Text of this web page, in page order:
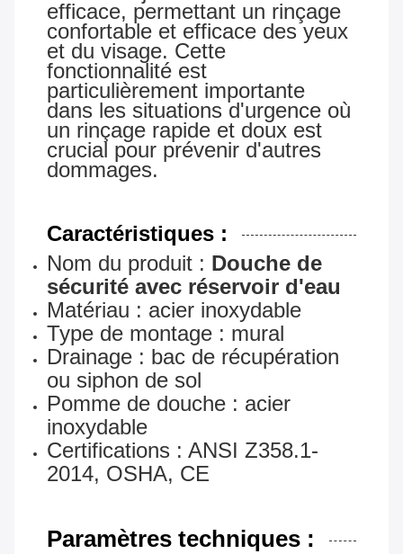
efficace, permettant un rinçage
confortable et efficace des yeux
et du visage. Cette
fonctionnalité est
particulièrement importante
dans les situations d'urgence où
un rinçage rapide et doux est
crucial pour prévenir d'autres
dommages.
Caractéristiques :
Nom du produit : Douche de
sécurité avec réservoir d'eau
Matériau : acier inoxydable
Type de montage : mural
Drainage : bac de récupération
ou siphon de sol
Pomme de douche : acier
inoxydable
Certifications : ANSI Z358.1-
2014, OSHA, CE
Paramètres techniques :